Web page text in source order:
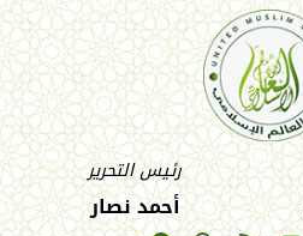
رئيس التحرير
أحمد نصار